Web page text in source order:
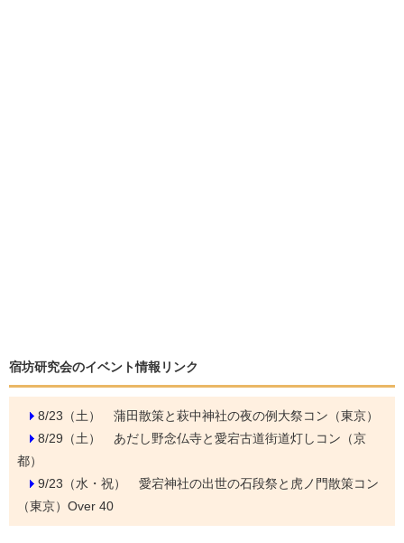
宿坊研究会のイベント情報リンク
8/23（土） 蒲田散策と萩中神社の夜の例大祭コン（東京）
8/29（土） あだし野念仏寺と愛宕古道街道灯しコン（京
都）
9/23（水・祝） 愛宕神社の出世の石段祭と虎ノ門散策コン
（東京）Over 40